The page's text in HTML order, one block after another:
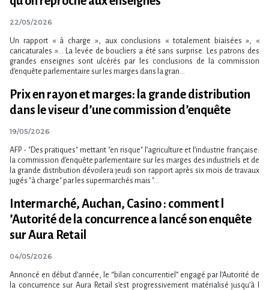
22/05/2026
Un rapport « à charge », aux conclusions « totalement biaisées », «
caricaturales »… La levée de boucliers a été sans surprise. Les patrons des
grandes enseignes sont ulcérés par les conclusions de la commission
d’enquête parlementaire sur les marges dans la gran...
Prix en rayon et marges: la grande distribution
dans le viseur d​‌’une commission d​‌’enquête
19/05/2026
AFP - "Des pratiques" mettant "en risque" l​‌’agriculture et l​‌’industrie française:
la commission d​‌’enquête parlementaire sur les marges des industriels et de
la grande distribution dévoilera jeudi son rapport après six mois de travaux
jugés "à charge" par les supermarchés mais "...
Intermarché, Auchan, Casino : comment l​
‌’Autorité de la concurrence a lancé son enquête
sur Aura Retail
04/05/2026
Annoncé en début d​‌’année, le “bilan concurrentiel” engagé par l​‌’Autorité de
la concurrence sur Aura Retail s​‌’est progressivement matérialisé jusqu​‌’à l​